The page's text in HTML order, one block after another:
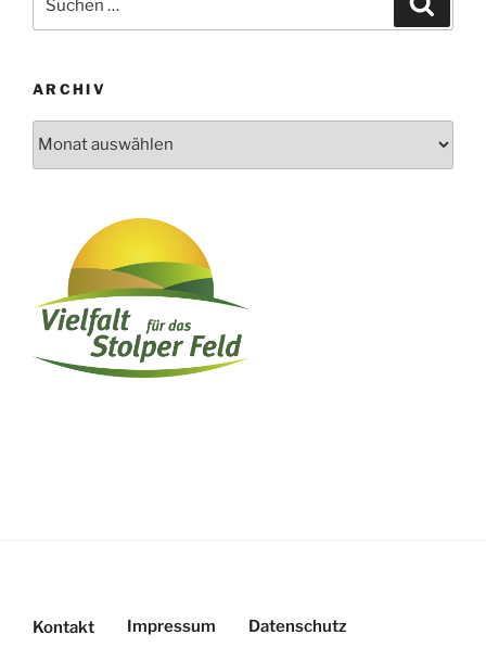
nach:
ARCHIV
Kontakt Impressum Datenschutz